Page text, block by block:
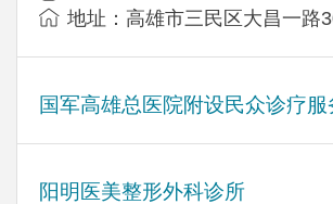
地址：高雄市三民区大昌一路
国军高雄总医院附设民众诊疗服
阳明医美整形外科诊所